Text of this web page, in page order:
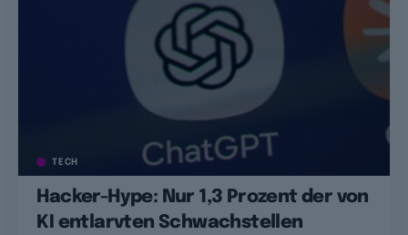
TECH
Hacker-Hype: Nur 1,3 Prozent der von
KI entlarvten Schwachstellen